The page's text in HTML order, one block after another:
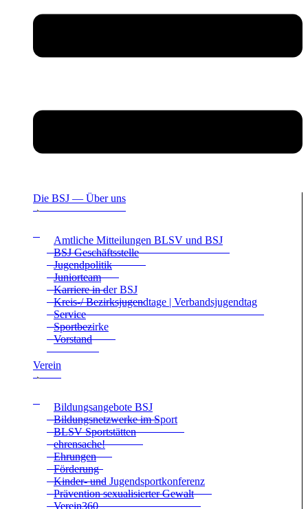
Die BSJ — Über uns
Amt­li­che Mit­tei­lun­gen BLSV und BSJ
BSJ Geschäfts­stelle
Jugend­po­li­tik
Juni­or­team
Kar­riere in der BSJ
Kreis-/ Bezirks­ju­gend­tage | Ver­bands­ju­gend­tag
Ser­vice
Sport­be­zirke
Vor­stand
Ver­ein
Bil­dungs­an­ge­bote BSJ
Bil­dungs­netz­werke im Sport
BLSV Sport­stät­ten
ehren­sa­che!
Ehrun­gen
För­de­rung
Kin­der- und Jugend­sport­kon­fe­renz
Prä­ven­tion sexua­li­sier­ter Gewalt
Verein360